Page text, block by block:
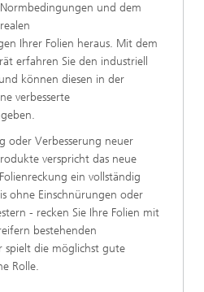
und dem
Ihrer Folien heraus. Mit dem
erfahren Sie den industriell
können diesen in der
verbesserte
oder Verbesserung neuer
verspricht das neue
ein vollständig
ohne Einschnürungen oder
- recken Sie Ihre Folien mit
bestehenden
spielt die möglichst gute
Rolle.